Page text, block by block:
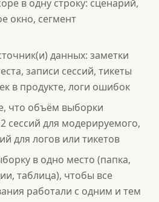
в одну строку: сценарий,
окно, сегмент
данных: заметки
записи сессий, тикеты
в продукте, логи ошибок
что объём выборки
сессий для модерируемого,
для логов или тикетов
в одно место (папка,
таблица), чтобы все
работали с одним и тем